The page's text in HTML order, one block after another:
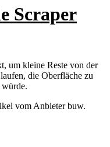
Scraper
um kleine Reste von der
die Oberfläche zu
vom Anbieter buw.